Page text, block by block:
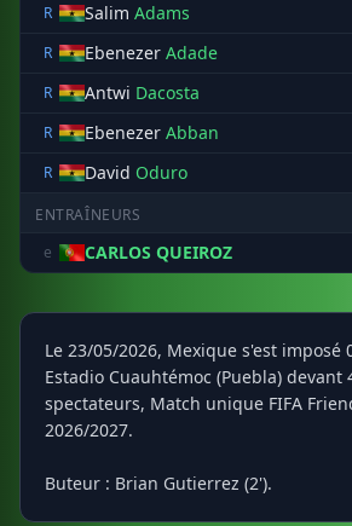
R
Salim Adams
R
Ebenezer Adade
R
Antwi Dacosta
R
Ebenezer Abban
R
David Oduro
ENTRAÎNEURS
e
CARLOS QUEIROZ
Le 23/05/2026, Mexique s'est imposé
Estadio Cuauhtémoc (Puebla) devant
spectateurs, Match unique FIFA
2026/2027.
Buteur : Brian Gutierrez (2').